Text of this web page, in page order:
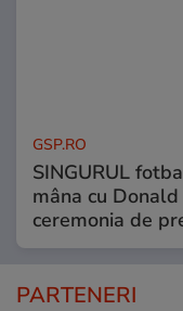
GSP.RO
SINGURUL
mâna cu
ceremonia de
PARTENERI